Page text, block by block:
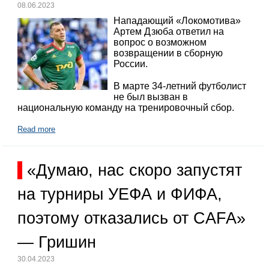
08.06.2023
Нападающий «Локомотива»
Артем Дзюба ответил на
вопрос о возможном
возвращении в сборную
России.
В марте 34-летний футболист
не был вызван в
национальную команду на тренировочный сбор.
Read more
«Думаю, нас скоро запустят
на турниры УЕФА и ФИФА,
поэтому отказались от CAFA»
— Гришин
30.04.2023